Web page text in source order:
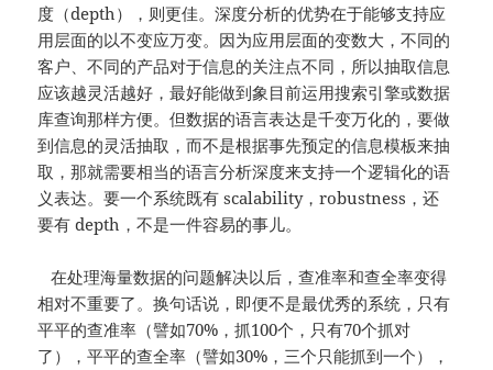
度（depth），则更佳。深度分析的优势在于能够支持应
用层面的以不变应万变。因为应用层面的变数大，不同的
客户、不同的产品对于信息的关注点不同，所以抽取信息
应该越灵活越好，最好能做到象目前运用搜索引擎或数据
库查询那样方便。但数据的语言表达是千变万化的，要做
到信息的灵活抽取，而不是根据事先预定的信息模板来抽
取，那就需要相当的语言分析深度来支持一个逻辑化的语
义表达。要一个系统既有 scalability，robustness，还
要有 depth，不是一件容易的事儿。
在处理海量数据的问题解决以后，查准率和查全率变得
相对不重要了。换句话说，即便不是最优秀的系统，只有
平平的查准率（譬如70%，抓100个，只有70个抓对
了），平平的查全率（譬如30%，三个只能抓到一个），